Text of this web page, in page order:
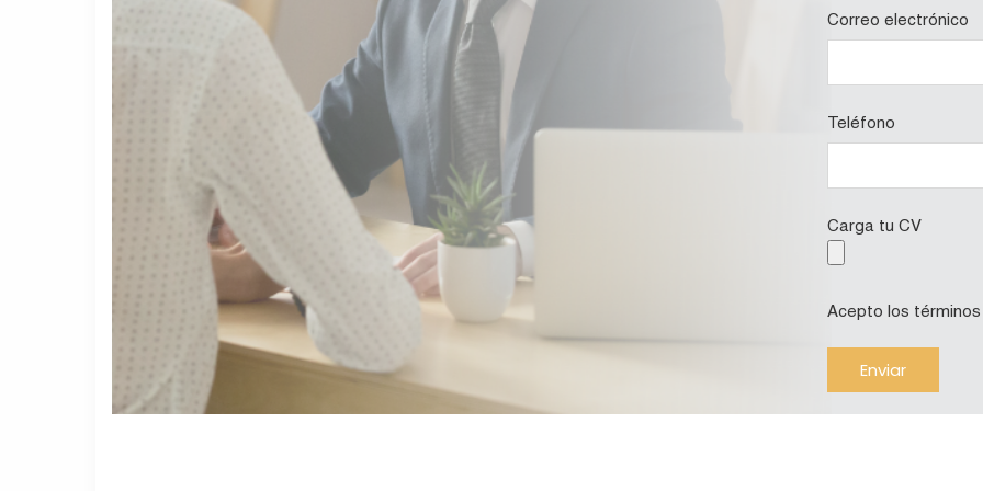
Correo electrónico
Teléfono
Carga tu CV
Acepto los